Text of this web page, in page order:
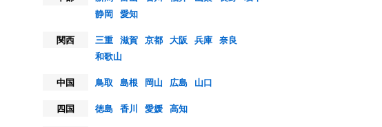
静岡 愛知
関西
三重 滋賀 京都 大阪 兵庫 奈良
和歌山
中国
鳥取 島根 岡山 広島
山口
四国
徳島 香川 愛媛 高知